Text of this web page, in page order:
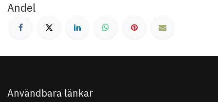
Andel
Användbara länkar